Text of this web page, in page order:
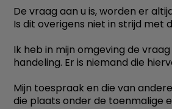
De vraag aan u is, worden er
Is dit overigens niet in strijd met
Ik heb in mijn omgeving de
handeling. Er is niemand die
Mijn toespraak en die van
die plaats onder de toenmalige